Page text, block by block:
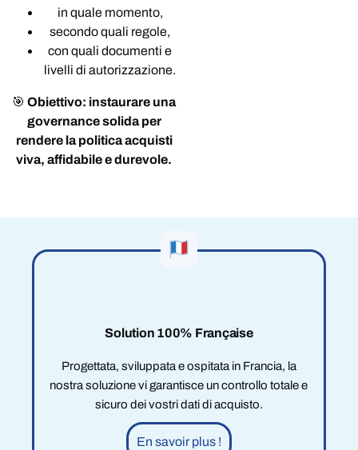
in quale momento,
secondo quali regole,
con quali documenti e
livelli di autorizzazione.
🎯Obiettivo: instaurare una
governance solida per
rendere la politica acquisti
viva, affidabile e durevole.
Solution 100% Française
Progettata, sviluppata e ospitata in Francia, la
nostra soluzione vi garantisce un controllo totale e
sicuro dei vostri dati di acquisto.
En savoir plus !